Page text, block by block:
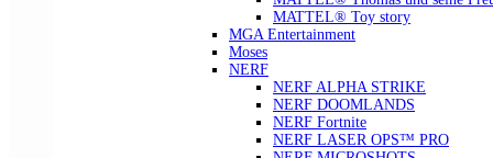
MATTEL® Toy story
MGA Entertainment
Moses
NERF
NERF ALPHA STRIKE
NERF DOOMLANDS
NERF Fortnite
NERF LASER OPS™ PRO